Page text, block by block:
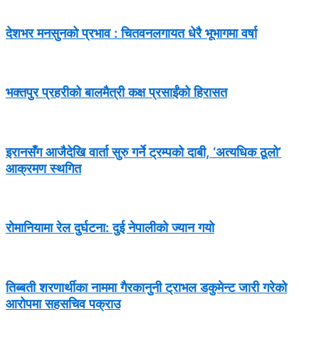
देशभर मनसुनको प्रभाव : चितवनलगायत धेरै भूभागमा वर्षा
भक्तपुर प्रहरीको बालमैत्री कक्ष प्रसाईंको हिरासत
इरानसँग आजैदेखि वार्ता सुरु गर्ने ट्रम्पको दाबी, ‘अत्यधिक ठूलो’
आक्रमण स्थगित
रोमानियामा रेल दुर्घटना: दुई नेपालीको ज्यान गयो
तिब्बती शरणार्थीका नाममा गैरकानुनी ट्राभल डकुमेन्ट जारी गरेको
आरोपमा सहसचिव पक्राउ